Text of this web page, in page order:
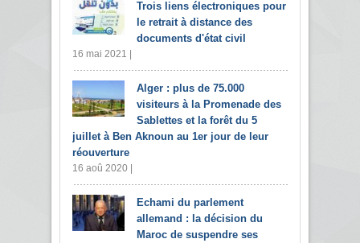
Trois liens électroniques pour
le retrait à distance des
documents d'état civil
16 mai 2021 |
Alger : plus de 75.000
visiteurs à la Promenade des
Sablettes et la forêt du 5
juillet à Ben Aknoun au 1er jour de leur
réouverture
16 aoû 2020 |
Echami du parlement
allemand : la décision du
Maroc de suspendre ses